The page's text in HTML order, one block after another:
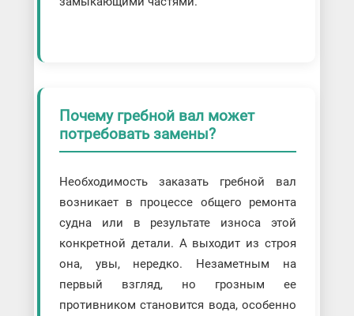
Почему гребной вал может
потребовать замены?
Необходимость заказать гребной вал
возникает в процессе общего ремонта
судна или в результате износа этой
конкретной детали. А выходит из строя
она, увы, нередко. Незаметным на
первый взгляд, но грозным ее
противником становится вода, особенно